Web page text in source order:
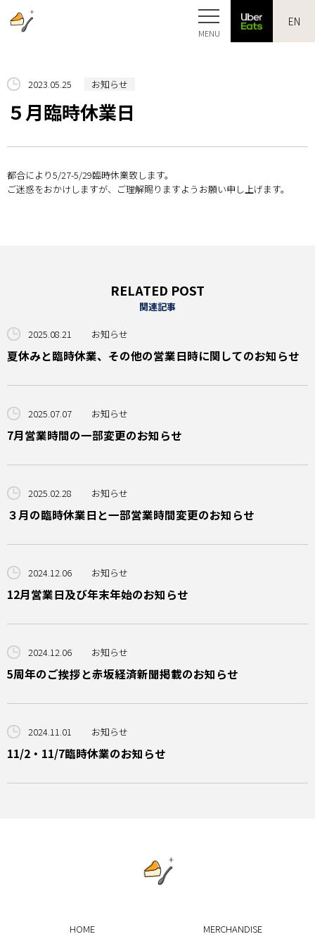
MERCHANDISE
GALLERY
NEWS
EN
2023.05.25 お知らせ
５月臨時休業日
都合により5/27-5/29臨時休業致します。
ご迷惑をおかけしますが、ご理解賜りますようお願い申し上げます。
RELATED POST
関連記事
2025.08.21 お知らせ
夏休みと臨時休業、その他の営業日時に関してのお知らせ
2025.07.07 お知らせ
7月営業時間の一部変更のお知らせ
2025.02.28 お知らせ
３月の臨時休業日と一部営業時間変更のお知らせ
2024.12.06 お知らせ
12月営業日及び年末年始のお知らせ
2024.12.06 お知らせ
5周年のご挨拶と赤坂経済新聞掲載のお知らせ
2024.11.01 お知らせ
11/2・11/7臨時休業のお知らせ
HOME MERCHANDISE